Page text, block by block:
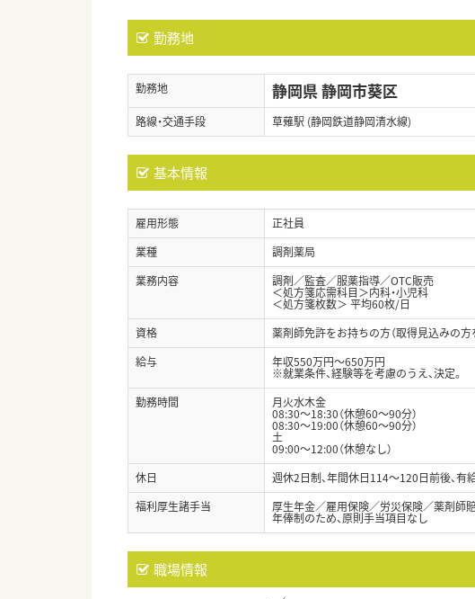
勤務地
勤務地 静岡県 静岡市葵区
路線・交通手段 草薙駅 (静岡鉄道静岡清水線)
基本情報
雇用形態
正社員
業種
調剤薬局
業務内容
調剤／監査／服薬指導／OTC販売
＜処方箋応需科目＞内科・小児科
＜処方箋枚数＞ 平均60枚/日
資格
薬剤師免許をお持ちの方（取得見込みの方
給与
年収550万円～650万円
※就業条件、経験等を考慮のうえ、決定。
勤務時間
月火水木金
08:30～18:30（休憩60～90分）
08:30～19:00（休憩60～90分）
土
09:00～12:00（休憩なし）
休日
週休2日制、年間休日114～120日前後、有
福利厚生諸手当
厚生年金／雇用保険／労災保険／薬剤師
年俸制のため、原則手当項目なし
職場情報